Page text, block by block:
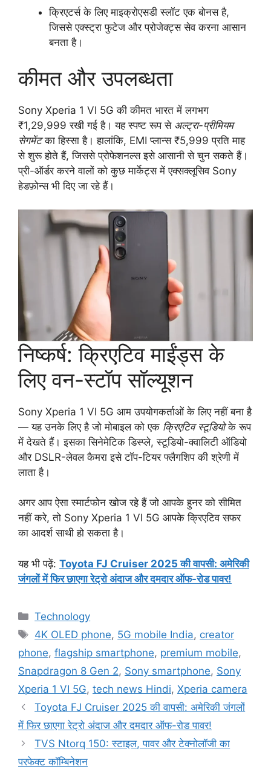
क्रिएटर्स के लिए माइक्रोएसडी स्लॉट एक बोनस है,
जिससे एक्स्ट्रा फुटेज और प्रोजेक्ट्स सेव करना आसान
बनता है।
कीमत और उपलब्धता
Sony Xperia 1 VI 5G की कीमत भारत में लगभग
₹1,29,999 रखी गई है। यह स्पष्ट रूप से अल्ट्रा-प्रीमियम
सेगमेंटका हिस्सा है। हालांकि, EMI प्लान्स ₹5,999 प्रति माह
से शुरू होते हैं, जिससे प्रोफेशनल्स इसे आसानी से चुन सकते हैं।
प्री-ऑर्डर करने वालों को कुछ मार्केट्स में एक्सक्लूसिव Sony
हेडफ़ोन्स भी दिए जा रहे हैं।
निष्कर्ष: क्रिएटिव माईंड्स के
लिए वन-स्टॉप सॉल्यूशन
Sony Xperia 1 VI 5G आम उपयोगकर्ताओं के लिए नहीं बना है
— यह उनके लिए है जो मोबाइल को एक क्रिएटिव स्टूडियोके रूप
में देखते हैं। इसका सिनेमेटिक डिस्प्ले, स्टूडियो-क्वालिटी ऑडियो
और DSLR-लेवल कैमरा इसे टॉप-टियर फ्लैगशिप की श्रेणी में
लाता है।
अगर आप ऐसा स्मार्टफोन खोज रहे हैं जो आपके हुनर को सीमित
नहीं करे, तो Sony Xperia 1 VI 5G आपके क्रिएटिव सफर
का आदर्श साथी हो सकता है।
यह भी पढ़ें: Toyota FJ Cruiser 2025 की वापसी: अमेरिकी
जंगलों में फिर छाएगा रेट्रो अंदाज और दमदार ऑफ-रोड पावर!
Categories
Technology
Tags
4K OLED phone, 5G mobile India, creator
phone, flagship smartphone, premium mobile,
Snapdragon 8 Gen 2, Sony smartphone, Sony
Xperia 1 VI 5G, tech news Hindi, Xperia camera
Toyota FJ Cruiser 2025 की वापसी: अमेरिकी जंगलों
में फिर छाएगा रेट्रो अंदाज और दमदार ऑफ-रोड पावर!
TVS Ntorq 150: स्टाइल, पावर और टेक्नोलॉजी का
परफेक्ट कॉम्बिनेशन